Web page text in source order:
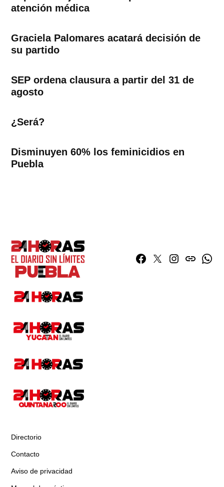
atención médica
Graciela Palomares acatará decisión de
su partido
SEP ordena clausura a partir del 31 de
agosto
¿Será?
Disminuyen 60% los feminicidios en
Puebla
Facebook
TwitterInstagram
issuu
Directorio
Contacto
Aviso de privacidad